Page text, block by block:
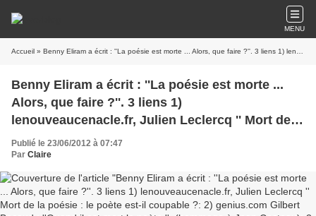
MENU
Accueil » Benny Eliram a écrit : ''La poésie est morte ... Alors, que faire ?''. 3 liens 1) lenouveaucenacle.fr, Julien Leclercq '' Mort de la poésie : le poète est-il coupable ?: 2) genius.com Gilbert Becaud : ''Quand il est mort le poète '', (hommage à Jean Cocteau); 3 ) claireantoine.com Charles Pennequin à ''Pontiffroy poésie''
Benny Eliram a écrit : ''La poésie est morte ...
Alors, que faire ?''. 3 liens 1)
lenouveaucenacle.fr, Julien Leclercq '' Mort de la
poésie : le poète est-il coupable ?: 2)
genius.com Gilbert Becaud : ''Quand il est mort
le poète '', (hommage à Jean Cocteau); 3 )
claireantoine.com Charles Pennequin à
''Pontiffroy poésie''
Publié le 23/06/2012 à 07:47
Par Claire